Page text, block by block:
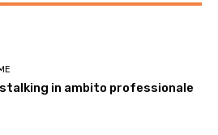
in ambito professionale